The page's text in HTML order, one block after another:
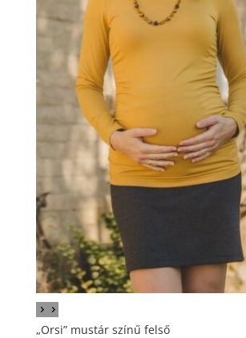
„Orsi” mustár színű felső